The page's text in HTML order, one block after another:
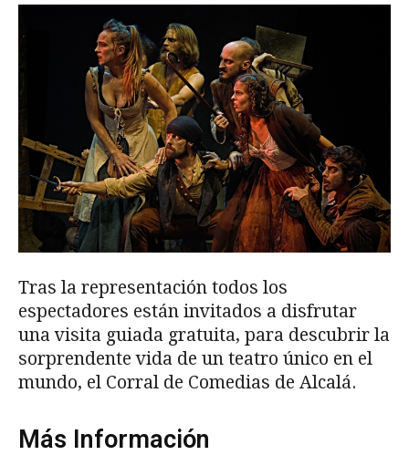
Tras la representación todos los
espectadores están invitados a disfrutar
una visita guiada gratuita, para descubrir la
sorprendente vida de un teatro único en el
mundo, el Corral de Comedias de Alcalá.
Más Información